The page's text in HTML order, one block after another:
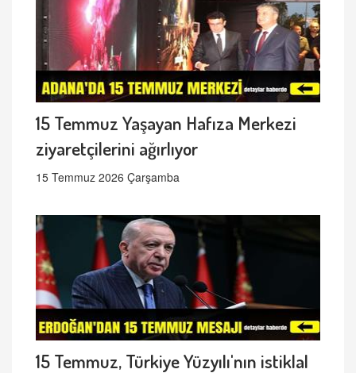
15 Temmuz Yaşayan Hafıza Merkezi
ziyaretçilerini ağırlıyor
15 Temmuz 2026 Çarşamba
15 Temmuz, Türkiye Yüzyılı'nın istiklal